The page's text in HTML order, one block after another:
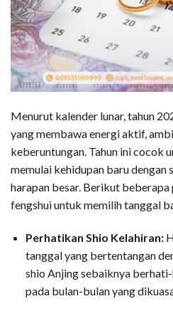
Menurut kalender lunar, tahun
yang membawa energi aktif,
keberuntungan. Tahun ini cocok
memulai kehidupan baru dengan
harapan besar. Berikut beberapa
fengshui untuk memilih tanggal
Perhatikan Shio Kelahiran:
tanggal yang bertentangan
shio Anjing sebaiknya
pada bulan-bulan yang